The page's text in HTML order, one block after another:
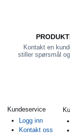
Kontakt en
stiller spørsmål
Kundeservice
Logg inn
Kontakt oss